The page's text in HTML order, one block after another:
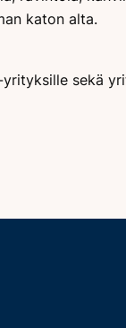
katon alta.
sekä